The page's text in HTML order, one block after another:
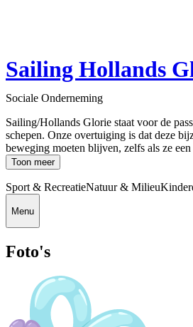
Sailing Hollands
Sociale Onderneming
Sailing/Hollands Glorie staat voor de
schepen. Onze overtuiging is dat deze
beweging moeten blijven, zelfs als ze
Toon meer
Sport & RecreatieNatuur & Milieu
Menu
Foto's